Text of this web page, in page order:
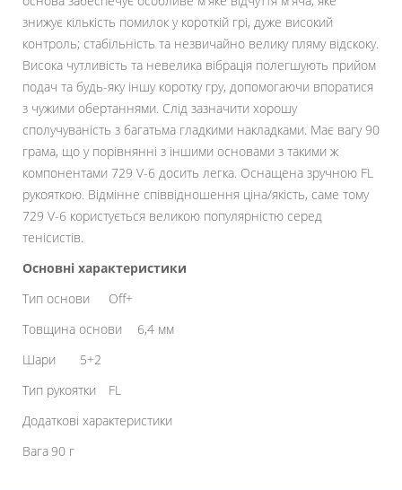
знижує кількість помилок у короткій грі, дуже високий
контроль; стабільність та незвичайно велику пляму відскоку.
Висока чутливість та невелика вібрація полегшують прийом
подач та будь-яку іншу коротку гру, допомогаючи впоратися
з чужими обертаннями. Слід зазначити хорошу
сполучуваність з багатьма гладкими накладками. Має вагу 90
грама, що у порівнянні з іншими основами з такими ж
компонентами 729 V-6 досить легка. Оснащена зручною FL
рукояткою. Відмінне співвідношення ціна/якість, саме тому
729 V-6 користується великою популярністю серед
тенісистів.
Основні характеристики
Тип основи
Off+
Товщина основи
6,4 мм
Шари
5+2
Тип рукоятки
FL
Додаткові характеристики
Вага90 г